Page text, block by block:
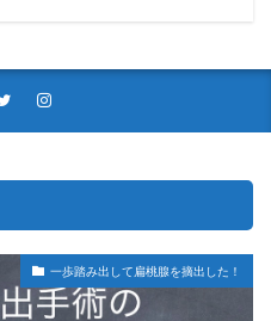
一歩踏み出して扁桃腺を摘出した！